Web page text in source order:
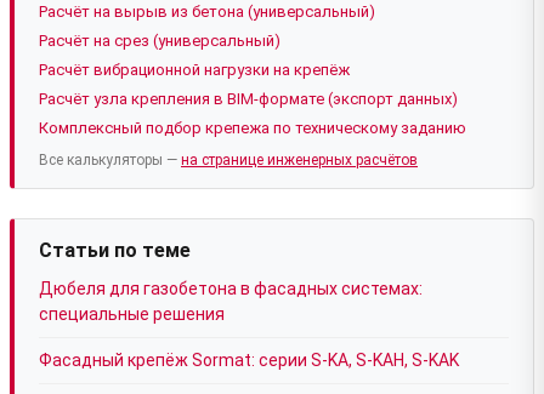
Расчёт на вырыв из бетона (универсальный)
Расчёт на срез (универсальный)
Расчёт вибрационной нагрузки на крепёж
Расчёт узла крепления в BIM-формате (экспорт данных)
Комплексный подбор крепежа по техническому заданию
Все калькуляторы — на странице инженерных расчётов
Статьи по теме
Дюбеля для газобетона в фасадных системах:
специальные решения
Фасадный крепёж Sormat: серии S-KA, S-KAH, S-KAK